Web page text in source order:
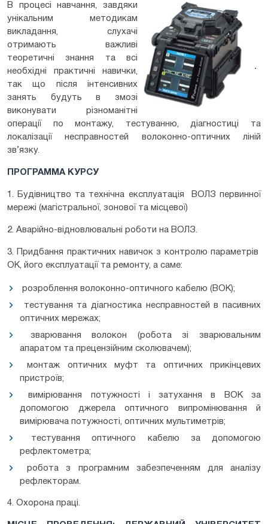
В процесі навчання, завдяки
унікальним методикам
викладання, слухачі
отримають важливі
теоретичні знання та всі
необхідні практичні навички,
так що після інтенсивних
занять будуть в змозі
виконувати різноманітні
операції по монтажу, тестуванню, діагностиці та
локалізації несправностей волоконно-оптичних ліній
зв’язку.
ПРОГРАММА КУРСУ
1. Будівництво та технічна експлуатація ВОЛЗ первинної
мережі (магістральної, зонової та місцевої)
2. Аварійно-відновлювальні роботи на ВОЛЗ.
3. Придбання практичних навичок з контролю параметрів
ОК, його експлуатації та ремонту, а саме:
розроблення волоконно-оптичного кабелю (ВОК);
тестування та діагностика несправностей в пасивних
оптичних мережах;
зварювання волокон (робота зі зварювальним
апаратом та прецензійним сколювачем);
монтаж оптичних муфт та оптичних прикінцевих
пристроїв;
вимірювання потужності і затухання в ВОК за
допомогою джерела оптичного випромінювання й
вимірювача потужності, оптичних мультиметрів;
тестування оптичного кабелю за допомогою
рефлектометра;
робота з програмним забезпеченням для аналізу
рефлекторам.
4. Охорона праці.